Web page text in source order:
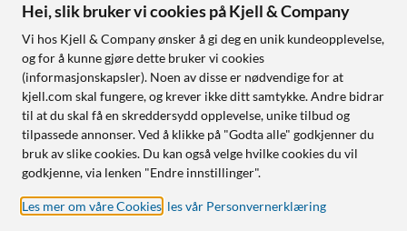
Følg oss
Handle fra:
Sverige
Norge
Hei, slik bruker vi cookies på Kjell & Company
Vi hos Kjell & Company ønsker å gi deg en unik kundeopplevelse,
og for å kunne gjøre dette bruker vi cookies
(informasjonskapsler). Noen av disse er nødvendige for at
kjell.com skal fungere, og krever ikke ditt samtykke. Andre bidrar
til at du skal få en skreddersydd opplevelse, unike tilbud og
tilpassede annonser. Ved å klikke på "Godta alle" godkjenner du
bruk av slike cookies. Du kan også velge hvilke cookies du vil
godkjenne, via lenken "Endre innstillinger".
Les mer om våre Cookies les vår Personvernerklæring